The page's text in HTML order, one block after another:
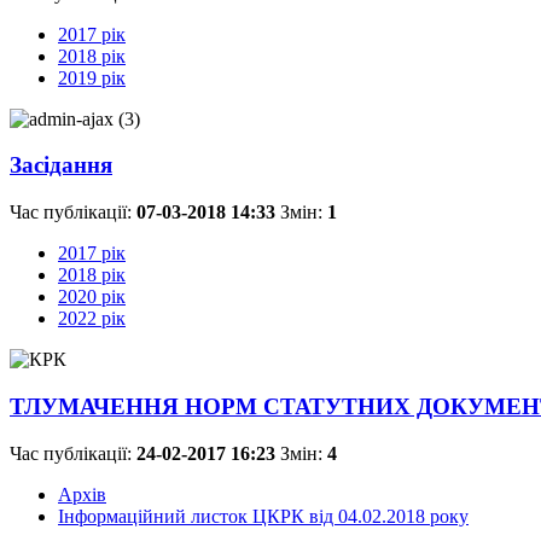
2017 рік
2018 рік
2019 рік
Засідання
Час публікації: 07-03-2018 14:33 Змін: 1
2017 рік
2018 рік
2020 рік
2022 рік
ТЛУМАЧЕННЯ НОРМ СТАТУТНИХ
Час публікації: 24-02-2017 16:23 Змін: 4
Архів
Інформаційний листок ЦКРК від 04.02.2018 року